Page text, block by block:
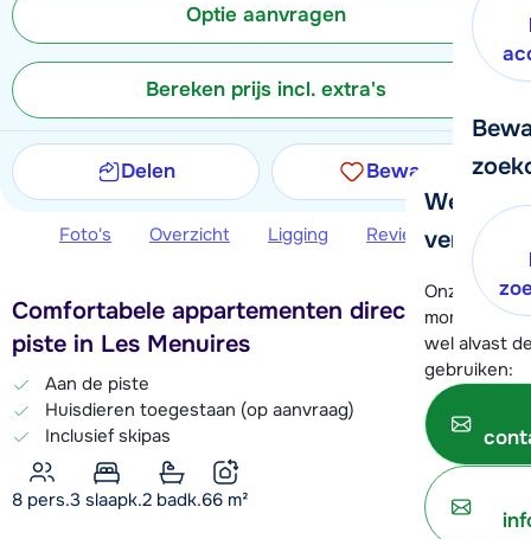
We
verder!
Onze
moment
wel alvast
gebruiken:
Optie aanvragen
Bereken prijs incl. extra's
Delen Bewaren
Foto's Overzicht Ligging Reviews
Comfortabele appartementen direct aan de
piste in Les Menuires
Aan de piste
Huisdieren toegestaan (op aanvraag)
Inclusief skipas
8 pers.3 slaapk.2 badk.66 m²